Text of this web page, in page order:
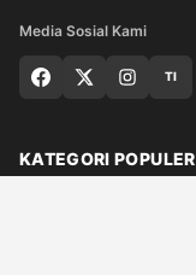
Media Sosial Kami
TI
KATEGORI POPULER